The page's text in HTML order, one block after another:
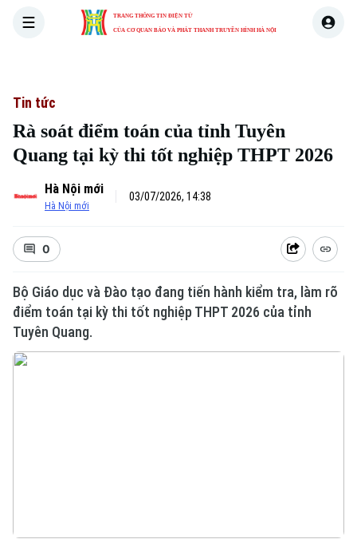
TRANG THÔNG TIN ĐIỆN TỬ
CỦA CƠ QUAN BÁO VÀ PHÁT THANH TRUYỀN HÌNH HÀ NỘI
Tin tức
Rà soát điểm toán của tỉnh Tuyên
Quang tại kỳ thi tốt nghiệp THPT 2026
Hà Nội mới
Hà Nội mới
03/07/2026, 14:38
0
Bộ Giáo dục và Đào tạo đang tiến hành kiểm tra, làm rõ
điểm toán tại kỳ thi tốt nghiệp THPT 2026 của tỉnh
Tuyên Quang.